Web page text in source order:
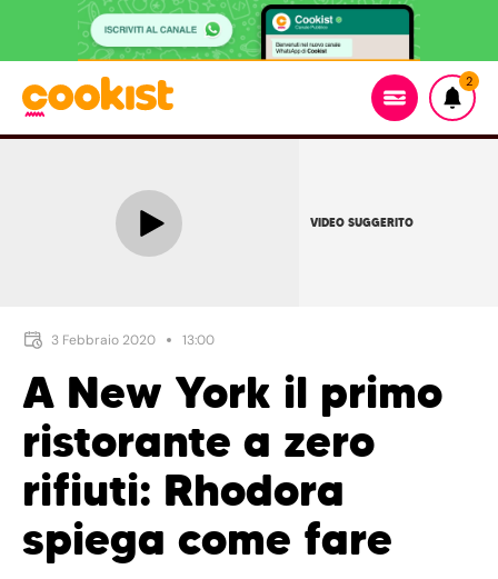
2
VIDEO SUGGERITO
3 Febbraio 2020 13:00
A New York il primo
ristorante a zero
rifiuti: Rhodora
spiega come fare